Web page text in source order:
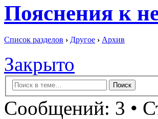
Пояснения к
Список разделов › Другое › Архив
Закрыто
Сообщений: 3 •